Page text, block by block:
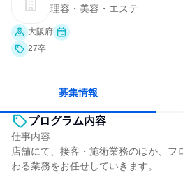
理容・美容・エステ
大阪府
27卒
募集情報
プログラム内容
仕事内容
店舗にて、接客・施術業務のほか、フ
わる業務をお任せしていきます。